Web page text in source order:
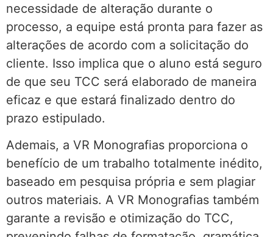
necessidade de alteração durante o
processo, a equipe está pronta para fazer as
alterações de acordo com a solicitação do
cliente. Isso implica que o aluno está seguro
de que seu TCC será elaborado de maneira
eficaz e que estará finalizado dentro do
prazo estipulado.
Ademais, a VR Monografias proporciona o
benefício de um trabalho totalmente inédito,
baseado em pesquisa própria e sem plagiar
outros materiais. A VR Monografias também
garante a revisão e otimização do TCC,